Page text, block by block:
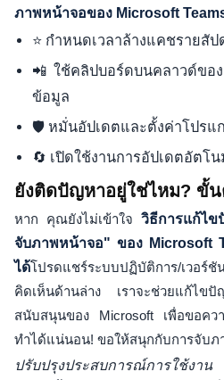
ภาพหน้าจอของ Microsoft
⭐ กำหนดเวลาล้างแคชรายสัป
📲 ใช้คลิปบอร์ดบนคลาวด์ของ
ข้อมูล
🛡️ หมั่นอัปเดตและตั้งค่าโปรแ
🔄 เปิดใช้งานการอัปเดตอัตโ
ยังติดปัญหาอยู่ใช่ไหม? ขั้
หาก คุณยังไม่เข้าใจ วิธีการแก้ไ
จับภาพหน้าจอ" ของ Microsoft
ได้โปรดแชร์ระบบปฏิบัติการ/เวอร์
คิดเห็นด้านล่าง เราจะช่วยแก้ไข
สนับสนุนของ Microsoft เพื่อขอค
ทำได้แน่นอน! ขอให้สนุกกับการจับภ
ปรับปรุงประสบการณ์การใช้งา